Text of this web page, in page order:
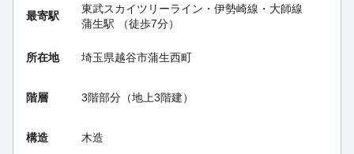
最寄駅
東武スカイツリーライン・伊勢崎線・大師線
蒲生駅 （徒歩7分）
所在地 埼玉県越谷市蒲生西町
階層 3階部分（地上3階建）
構造 木造